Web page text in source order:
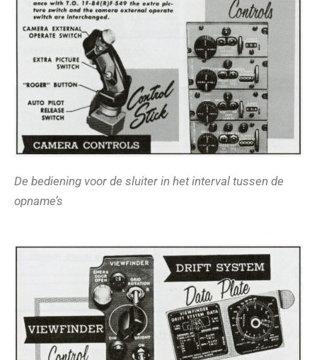
De bediening voor de sluiter in het interval tussen de
opname’s